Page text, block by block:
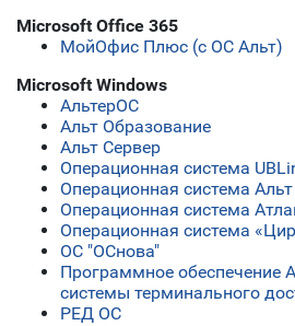
Microsoft Office 365
МойОфис Плюс (с ОС Альт)
Microsoft Windows
АльтерОС
Альт Образование
Альт Сервер
Операционная система
Операционная система
Операционная система
ОС "ОСнова"
Программное обеспечение
системы терминального
РЕД ОС